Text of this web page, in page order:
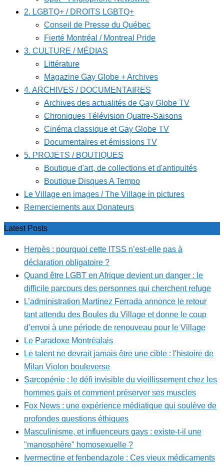
2. LGBTQ+ / DROITS LGBTQ+
Conseil de Presse du Québec
Fierté Montréal / Montreal Pride
3. CULTURE / MÉDIAS
Littérature
Magazine Gay Globe + Archives
4. ARCHIVES / DOCUMENTAIRES
Archives des actualités de Gay Globe TV
Chroniques Télévision Quatre-Saisons
Cinéma classique et Gay Globe TV
Documentaires et émissions TV
5. PROJETS / BOUTIQUES
Boutique d'art, de collections et d'antiquités
Boutique Disques A Tempo
Le Village en images / The Village in pictures
Remerciements aux Donateurs
Latest Posts
Herpès : pourquoi cette ITSS n’est-elle pas à
déclaration obligatoire ?
Quand être LGBT en Afrique devient un danger : le
difficile parcours des personnes qui cherchent refuge
L’administration Martinez Ferrada annonce le retour
tant attendu des Boules du Village et donne le coup
d’envoi à une période de renouveau pour le Village
Le Paradoxe Montréalais
Le talent ne devrait jamais être une cible : l'histoire de
Milan Violon bouleverse
Sarcopénie : le défi invisible du vieillissement chez les
hommes gais et comment préserver ses muscles
Fox News : une expérience médiatique qui soulève de
profondes questions éthiques
Masculinisme, et influenceurs gays : existe-t-il une
"manosphère" homosexuelle ?
Ivermectine et fenbendazole : Ces vieux médicaments